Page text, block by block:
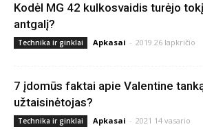
Kodėl MG 42 kulkosvaidis turėjo
antgalį?
Technika ir ginklai Apkasai - 2019 26 lapkričio
7 įdomūs faktai apie Valentine
užtaisinėtojas?
Technika ir ginklai Apkasai - 2021 14 vasario